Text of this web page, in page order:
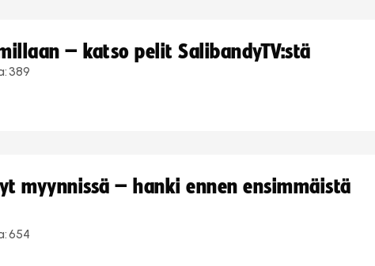
– katso pelit SalibandyTV:stä
389
myynnissä – hanki ennen ensimmäistä
654